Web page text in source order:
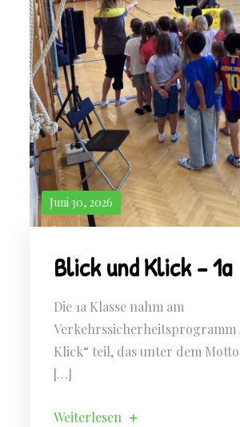
Juni 30, 2026
Blick und Klick – 1a
Die 1a Klasse nahm am
Verkehrssicherheitsprogramm
Klick“ teil, das unter dem
[…]
Weiterlesen